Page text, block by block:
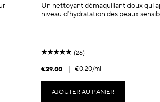
Un nettoyant démaquillant doux qui
niveau d’hydratation des peaux
(26)
€39.00 €0.20/ml
AJOUTER AU PANIER